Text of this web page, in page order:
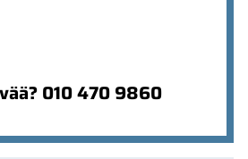
010 470 9860